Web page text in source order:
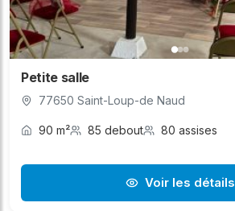
Petite salle
77650 Saint-Loup-de Naud
90 m² 85 debout 80 assises
Voir les détails